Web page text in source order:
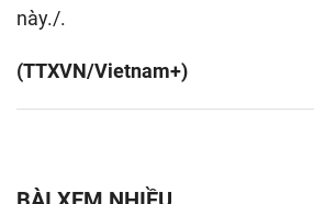
này./.
(TTXVN/Vietnam+)